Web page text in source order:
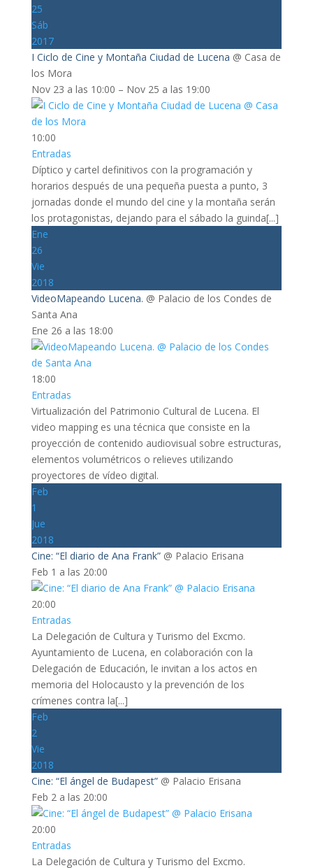
25
Sáb
2017
I Ciclo de Cine y Montaña Ciudad de Lucena @ Casa de
los Mora
Nov 23 a las 10:00 – Nov 25 a las 19:00
10:00
Entradas
Díptico y cartel definitivos con la programación y
horarios después de una pequeña puesta a punto, 3
jornadas donde el mundo del cine y la montaña serán
los protagonistas, dejando para el sábado la guinda[...]
Ene
26
Vie
2018
VideoMapeando Lucena. @ Palacio de los Condes de
Santa Ana
Ene 26 a las 18:00
18:00
Entradas
Virtualización del Patrimonio Cultural de Lucena. El
video mapping es una técnica que consiste en la
proyección de contenido audiovisual sobre estructuras,
elementos volumétricos o relieves utilizando
proyectores de vídeo digital.
Feb
1
Jue
2018
Cine: “El diario de Ana Frank” @ Palacio Erisana
Feb 1 a las 20:00
20:00
Entradas
La Delegación de Cultura y Turismo del Excmo.
Ayuntamiento de Lucena, en colaboración con la
Delegación de Educación, le invitan a los actos en
memoria del Holocausto y la prevención de los
crímenes contra la[...]
Feb
2
Vie
2018
Cine: “El ángel de Budapest” @ Palacio Erisana
Feb 2 a las 20:00
20:00
Entradas
La Delegación de Cultura y Turismo del Excmo.